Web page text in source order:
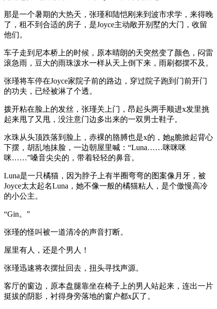
那是一个暑期的大热天，张瑾和陆恺刚来到波市求学，来得晚
了，租不到合适的房子，是Joyce主动敞开别墅的大门，收留
他们。
车子走到尼本桥上的时候，原本晴朗的天突然变了颜色，闷雷
滚急雨，豆大的雨珠泼水一样从天上倒下来，雨刷都摆不及。
张瑾将车停在Joyce家院子前的路边，穿过院子跑到门前开门
的功夫，已经被淋了个透。
拨开粘在脸上的发丝，张瑾关上门，昂起头两手顺进x发里挑
起来甩了又甩，没注意门边多出来的一双男士鞋子。
水珠从头顶跌落到脸上，赤裸的胳膊也是x的，她g脆掀起背心
下摆，胡乱地抹脸，一边朝屋里喊：“Luna……咪咪咪
咪……”嗓音尖尖的，带着轻轻的鼻音。
Luna是一只橘猫，因为脖子上有半圈弯弯的图案像月牙，被
Joyce太太起名Luna，她不像一般的橘猫粘人，是个傲慢高冷
的小公主。
“Gin。”
张瑾的怪叫被一道清冷的声音打断。
屋里有人，还是个男人！
张瑾迅速将衣摆扯回去，扭头寻找声源。
客厅的窗边，原本盘腿靠坐在椅子上的男人站起来，连出一片
挺拔的阴影，衬得身旁落地的窗户都x仄了。